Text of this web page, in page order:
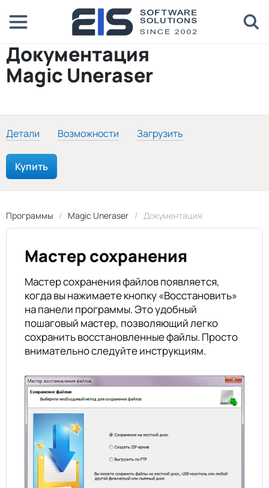
Документация
Magic Uneraser
Детали Возможности Загрузить
Купить
Программы Magic Uneraser Документация
Мастер сохранения
Мастер сохранения файлов появляется,
когда вы нажимаете кнопку «Восстановить»
на панели программы. Это удобный
пошаговый мастер, позволяющий легко
сохранить восстановленные файлы. Просто
внимательно следуйте инструкциям.